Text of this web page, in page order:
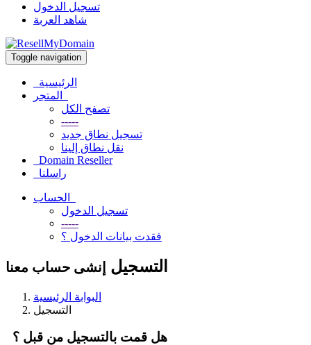
تسجيل الدخول
شاهد العربة
Toggle navigation
الرئيسية
تصفح الكل
-----
تسجيل نطاق جديد
نقل نطاق إلينا
Domain Reseller
راسلنا
تسجيل الدخول
-----
فقدت بيانات الدخول ؟
التسجيل إنشى حساب معنا
البوابة الرئيسية
التسجيل
هل قمت بالتسجيل من قبل ؟